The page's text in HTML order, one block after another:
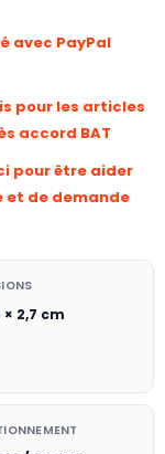
avec PayPal
pour les articles
accord BAT
pour être aider
et de demande
× 2,7 cm